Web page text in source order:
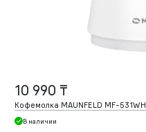
10 990 ₸
Кофемолка MAUNFELD MF-531WH
В наличии